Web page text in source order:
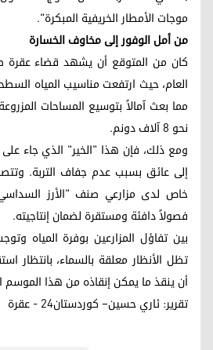
موجات الأمطار الخريفية المبكرة".
من أمل الوفور إلى مخاوف الخسارة
كان من المتوقع أن يشهد قضاء عقرة
العام، حيث ارتفعت مناسيب المياه
مما بعث آمالاً بتوسيع المساحات
نحو 8 آلاف دونم.
ومع ذلك، فإن هذا "الخير" الذي جاء
إلى عائق بسبب عدم جفاف التربة.
خاص لدى مزارعي صنف "الأرز
فصولاً دافئة ومستقرة لضمان إنتاجيته.
بين تفاؤل المزارعين بوفرة المياه
تظل الأنظار معلقة بالسماء، بانتظار
أن ينقذ ما يمكن إنقاذه من هذا الموسم
تقرير: ئاري حسين– كوردستان24 - عقرة